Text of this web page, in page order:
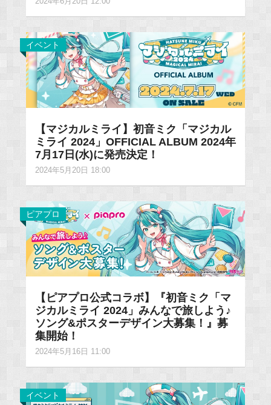
イベント
【マジカルミライ】初音ミク「マジカル
ミライ 2024」OFFICIAL ALBUM 2024年
7月17日(水)に発売決定！
2024年5月20日 18:00
ピアプロ
【ピアプロ公式コラボ】『初音ミク「マ
ジカルミライ 2024」みんなで旅しよう♪
ソング&ポスターデザイン大募集！』募
集開始！
2024年5月16日 11:00
イベント